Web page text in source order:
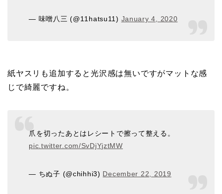
— 味噌八三 (@11hatsu11) January 4, 2020
紙ヤスリも追加すると光沢感は無いですがマットな感
じで綺麗ですね。
爪を切ったあとはレシートで擦って整える。
pic.twitter.com/SvDjYjztMW
— ちぬ子 (@chihhi3) December 22, 2019